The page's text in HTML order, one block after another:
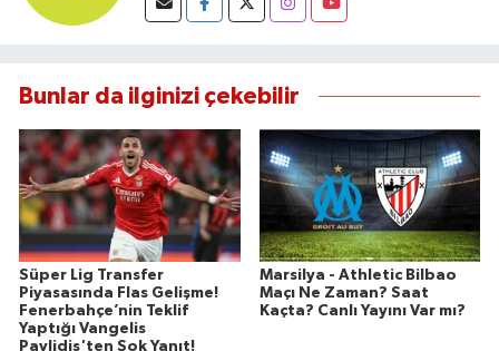
Bunlar da ilginizi çekebilir
Süper Lig Transfer
Piyasasında Flas Gelişme!
Fenerbahçe’nin Teklif
Yaptığı Vangelis
Pavlidis'ten Şok Yanıt!
Marsilya - Athletic Bilbao
Maçı Ne Zaman? Saat
Kaçta? Canlı Yayını Var mı?